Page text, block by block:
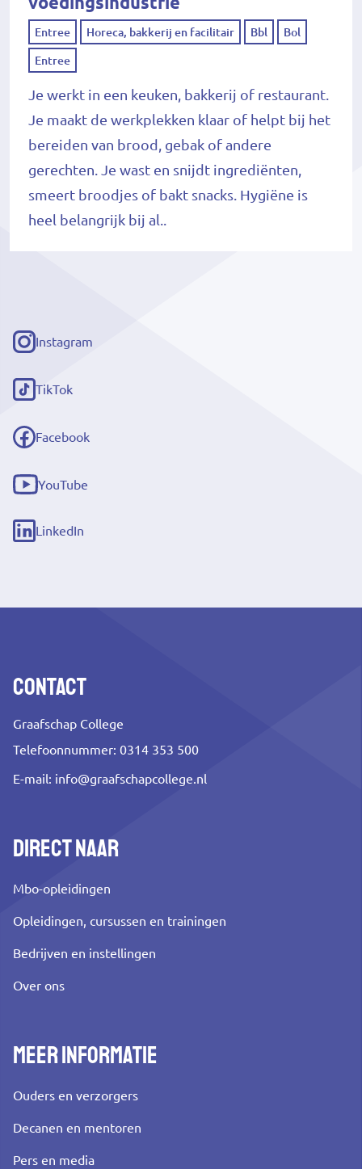
Entree Horeca, bakkerij en facilitair Bbl Bol
Entree
Je werkt in een keuken, bakkerij of restaurant.
Je maakt de werkplekken klaar of helpt bij het
bereiden van brood, gebak of andere
gerechten. Je wast en snijdt ingrediënten,
smeert broodjes of bakt snacks. Hygiëne is
heel belangrijk bij al..
Instagram
(externe
link)
TikTok
(externe
link)
Facebook
(externe
link)
YouTube
(externe
link)
LinkedIn
(externe
Contact
Graafschap College
Telefoonnummer: 0314 353 500
E-mail: info@graafschapcollege.nl
Direct naar
Mbo-opleidingen
Opleidingen, cursussen en trainingen
Bedrijven en instellingen
Over ons
Meer informatie
Ouders en verzorgers
Decanen en mentoren
Pers en media